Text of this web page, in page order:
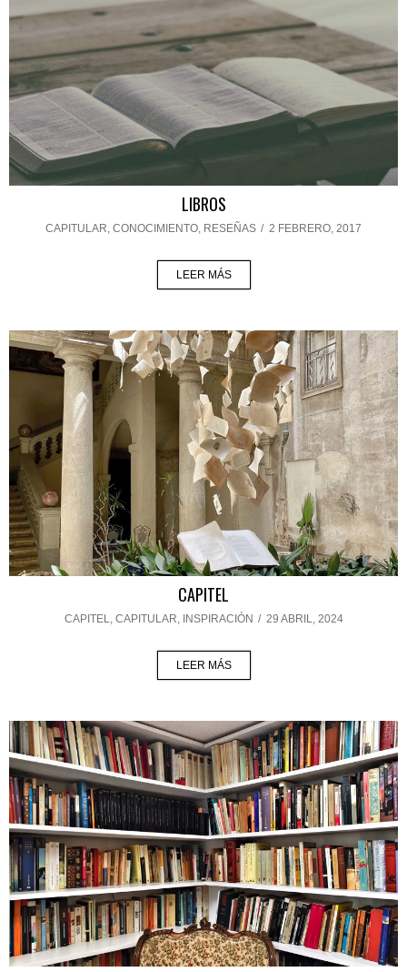
LIBROS
CAPITULAR, CONOCIMIENTO, RESEÑAS / 2 FEBRERO, 2017
LEER MÁS
CAPITEL
CAPITEL, CAPITULAR, INSPIRACIÓN / 29 ABRIL, 2024
LEER MÁS